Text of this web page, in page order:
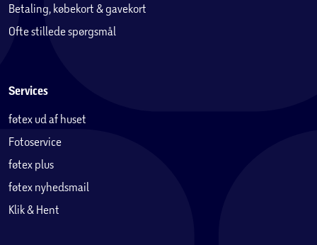
Betaling, købekort & gavekort
Ofte stillede spørgsmål
Services
føtex ud af huset
Fotoservice
føtex plus
føtex nyhedsmail
Klik & Hent